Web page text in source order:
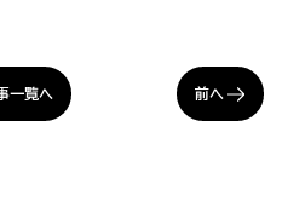
一覧へ 前へ